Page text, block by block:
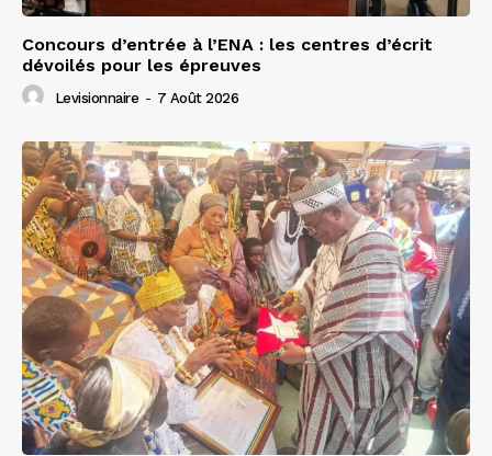
Concours d’entrée à l’ENA : les centres d’écrit
dévoilés pour les épreuves
Levisionnaire - 7 Août 2026